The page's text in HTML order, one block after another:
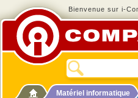
Bienvenue sur i-
Matériel informatique